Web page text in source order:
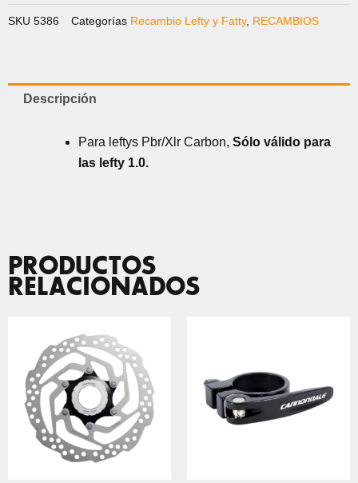
SKU 5386 Categorías Recambio Lefty y Fatty, RECAMBIOS
Descripción
Para leftys Pbr/Xlr Carbon, Sólo válido para
las lefty 1.0.
PRODUCTOS
RELACIONADOS